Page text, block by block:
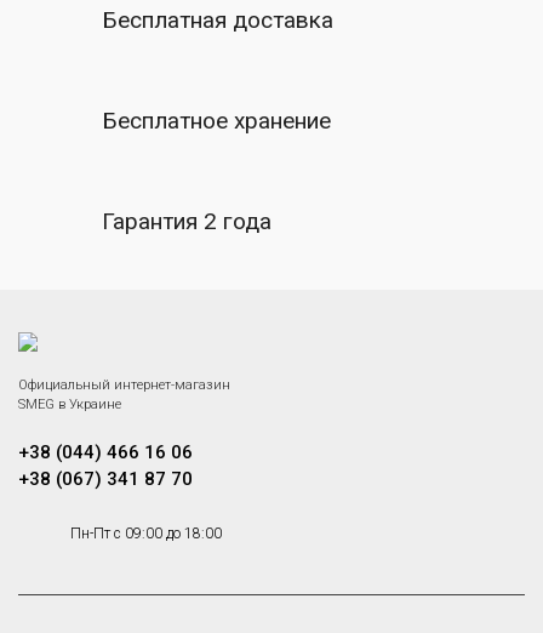
Бесплатная доставка
Бесплатное хранение
Гарантия 2 года
Официальный интернет-магазин
SMEG в Украине
+38 (044) 466 16 06
+38 (067) 341 87 70
Пн-Пт с 09:00 до 18:00